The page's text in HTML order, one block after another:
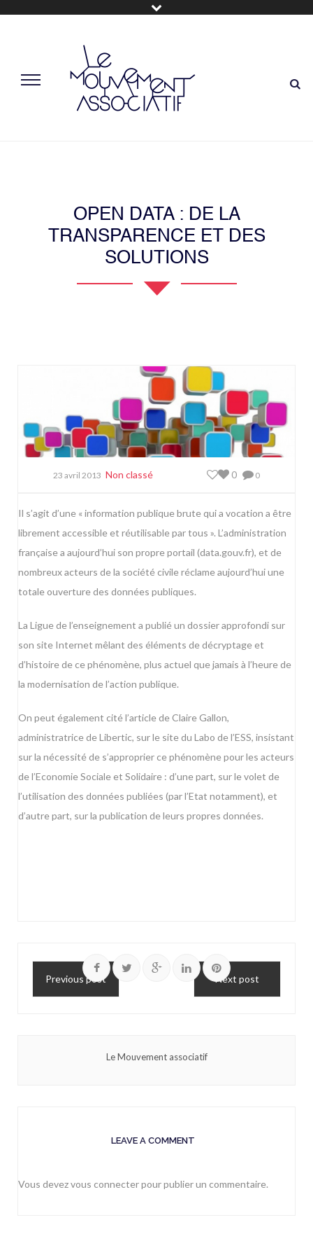
OPEN DATA : DE LA
TRANSPARENCE ET DES
SOLUTIONS
23 avril 2013 Non classé 0
0
Il s’agit d’une « information publique brute qui a vocation a être
librement accessible et réutilisable par tous ». L’administration
française a aujourd’hui son propre portail (data.gouv.fr), et de
nombreux acteurs de la société civile réclame aujourd’hui une
totale ouverture des données publiques.
La Ligue de l’enseignement a publié un dossier approfondi sur
son site Internet mêlant des éléments de décryptage et
d’histoire de ce phénomène, plus actuel que jamais à l’heure de
la modernisation de l’action publique.
On peut également cité l’article de Claire Gallon,
administratrice de Libertic, sur le site du Labo de l’ESS, insistant
sur la nécessité de s’approprier ce phénomène pour les acteurs
de l’Economie Sociale et Solidaire : d’une part, sur le volet de
l’utilisation des données publiées (par l’Etat notamment), et
d’autre part, sur la publication de leurs propres données.
Previous post Next post
Le Mouvement associatif
LEAVE A COMMENT
Vous devezvous connecterpour publier un commentaire.